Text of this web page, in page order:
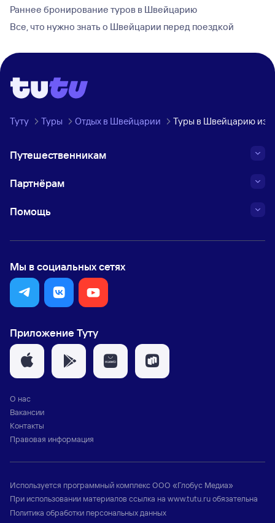
Раннее бронирование туров в Швейцарию
Все, что нужно знать о Швейцарии перед поездкой
Туту Туры Отдых в Швейцарии Туры в Швейцарию из
Путешественникам
Партнёрам
Помощь
Мы в социальных сетях
Приложение Туту
О нас
Вакансии
Контакты
Правовая информация
Используется программный комплексООО «Глобус Медиа»
При использовании материалов ссылка на www.tutu.ruобязательна
Политика обработки персональных данных